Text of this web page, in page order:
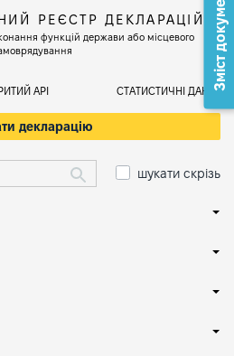
РЕЄСТР ДЕКЛАРАЦІЙ
функцій держави або місцевого
АРІ СТАТИСТИЧНІ ДАНІ
декларацію
шукати скрізь
Зміст документа